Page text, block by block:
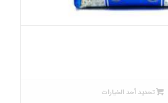
تحديد أحد الخيارات